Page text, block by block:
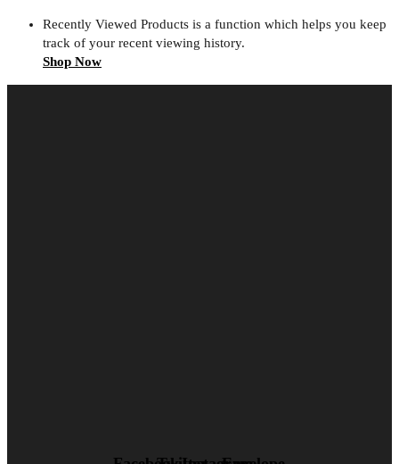
Recently Viewed Products is a function which helps you keep
track of your recent viewing history.
Shop Now